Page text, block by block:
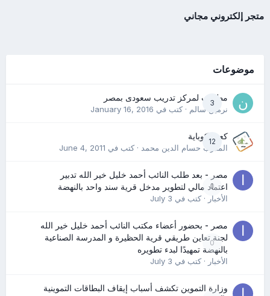
متجر إلكتروني مجاني
موضوعات
3
مطلوب لمركز تدريب سعودى بمصر
نرمين سالم· كتب في January 16, 2016
12
كعب كوباية
المدرب حسام الدين محمد· كتب في June 4, 2011
0
مصر - بعد طلب النائب أحمد خليل خير الله تدبير
اعتماد مالي لتطوير مدخل قرية سند واحد بالنهضة
الأخبار· كتب في July 3
0
مصر - بحضور أعضاء مكتب النائب أحمد خليل خير الله
لجنة تعاين طريقي قرية الحظيرة و المدرسة الصناعية
بالنهضة تمهيدًا لبدء تطويره
الأخبار· كتب في July 3
وزارة التموين تكشف أسباب إيقاف البطاقات التموينية